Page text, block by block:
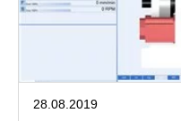
28.08.2019